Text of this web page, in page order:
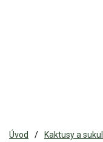
Úvod
Kaktusy a